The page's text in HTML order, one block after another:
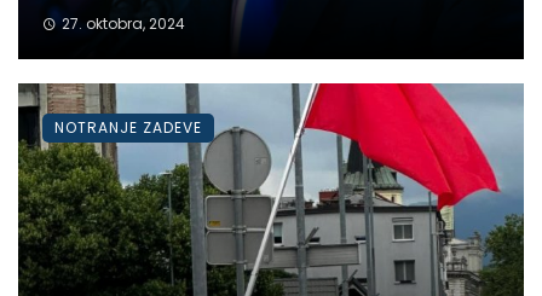
27. oktobra, 2024
NOTRANJE ZADEVE